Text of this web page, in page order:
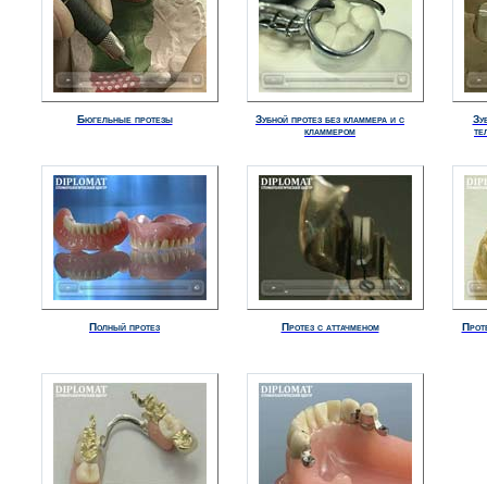
Бюгельные протезы
Зубной протез без кламмера и с
кламмером
Полный протез Протез с аттачменом